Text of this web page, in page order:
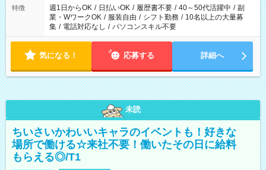
特徴 週1日からOK / 日払いOK / 履歴書不要 / 40～50代活躍中 / 副
業・WワークOK / 服装自由 / シフト勤務 / 10名以上の大量募
集 / 電話対応なし / パソコンスキル不要
気になる！ 応募する 詳細へ
未読
ちいさいかわいいキャラのイベントも！好きな
場所で働ける☆来社不要！働いたその日に給料
もらえる◎/T1